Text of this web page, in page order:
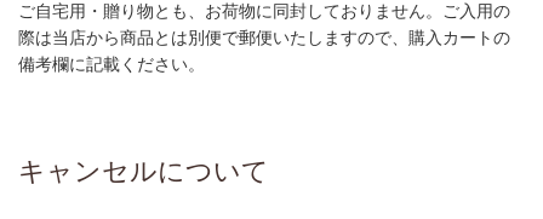
ご自宅用・贈り物とも、お荷物に同封しておりません。ご入用の
際は当店から商品とは別便で郵便いたしますので、購入カートの
備考欄に記載ください。
キャンセルについて